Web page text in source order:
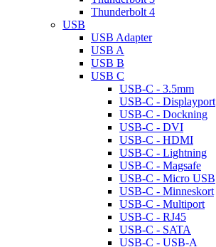
Thunderbolt 4
USB
USB Adapter
USB A
USB B
USB C
USB-C - 3.5mm
USB-C - Displayport
USB-C - Dockning
USB-C - DVI
USB-C - HDMI
USB-C - Lightning
USB-C - Magsafe
USB-C - Micro USB
USB-C - Minneskort
USB-C - Multiport
USB-C - RJ45
USB-C - SATA
USB-C - USB-A